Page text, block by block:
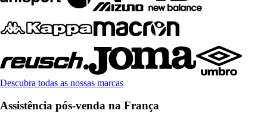
Descubra todas as nossas marcas
Assistência pós-venda na França